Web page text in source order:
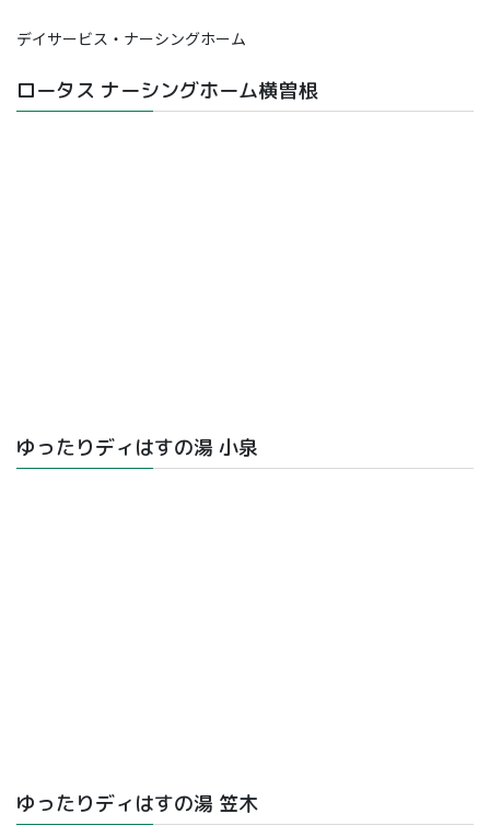
デイサービス・ナーシングホーム
ロータス ナーシングホーム横曽根
ゆったりディはすの湯 小泉
ゆったりディはすの湯 笠木